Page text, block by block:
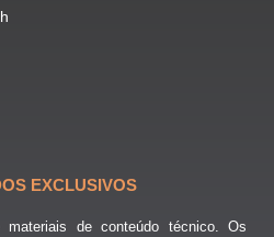
EXCLUSIVOS
materiais de conteúdo técnico. Os